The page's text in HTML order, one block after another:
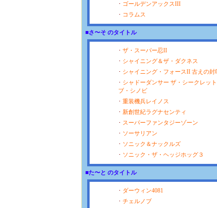
･ ゴールデンアックスIII
･ コラムス
■さ〜そ のタイトル
･ ザ・スーパー忍II
･ シャイニング＆ザ・ダクネス
･ シャイニング・フォースII 古えの封
･ シャドーダンサー ザ・シークレッ
ブ・シノビ
･ 重装機兵レイノス
･ 新創世紀ラグナセンティ
･ スーパーファンタジーゾーン
･ ソーサリアン
･ ソニック＆ナックルズ
･ ソニック・ザ・ヘッジホッグ３
■た〜と のタイトル
･ ダーウィン4081
･ チェルノブ